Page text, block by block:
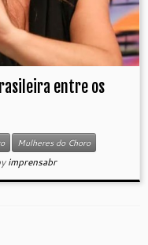
entre os
Mulheres do Choro
imprensabr